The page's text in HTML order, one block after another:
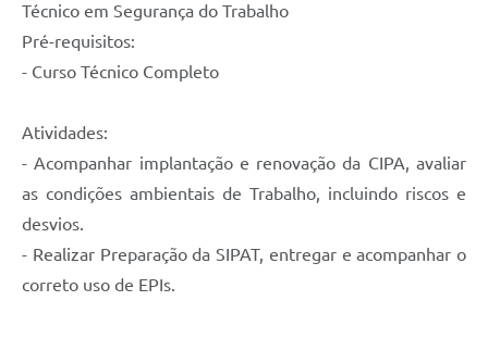
Técnico em Segurança do Trabalho
Pré-requisitos:
- Curso Técnico Completo
Atividades:
- Acompanhar implantação e renovação da CIPA, avaliar
as condições ambientais de Trabalho, incluindo riscos e
desvios.
- Realizar Preparação da SIPAT, entregar e acompanhar o
correto uso de EPIs.